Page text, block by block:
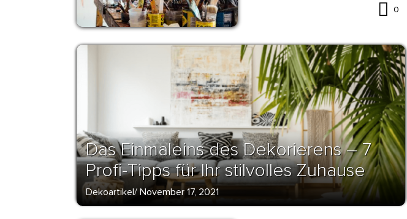
0
Das Einmaleins des Dekorierens – 7
Profi-Tipps für Ihr stilvolles Zuhause
Dekoartikel/November 17, 2021